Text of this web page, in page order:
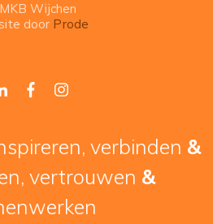
Wijchen
door Prode
verbinden &
vertrouwen &